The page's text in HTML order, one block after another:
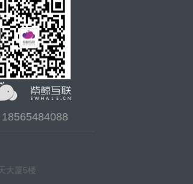
18565484088
大厦5楼